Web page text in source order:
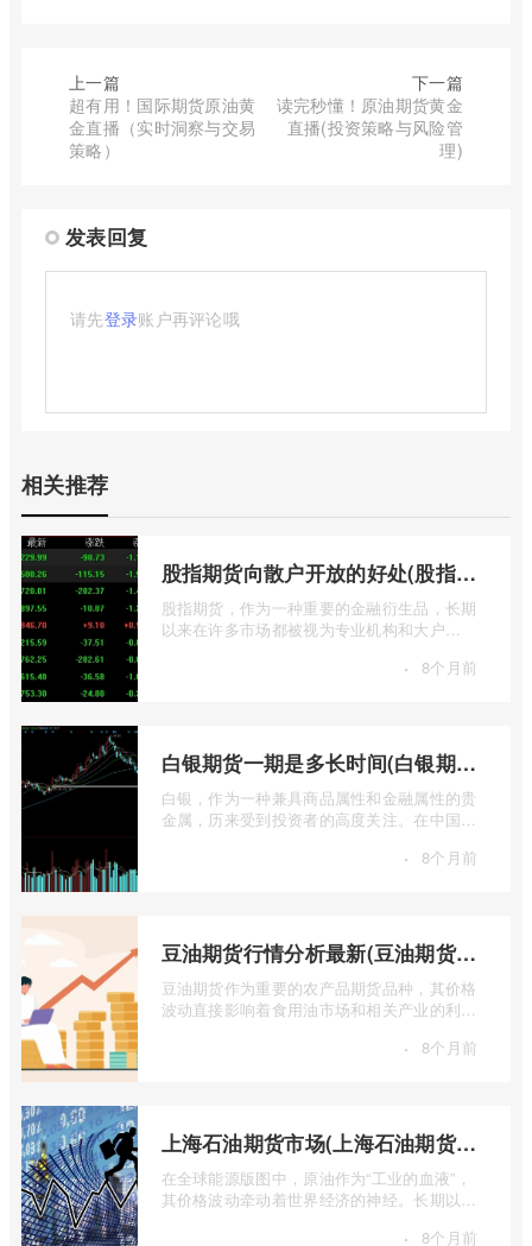
上一篇
超有用！国际期货原油黄
金直播（实时洞察与交易
策略）
下一篇
读完秒懂！原油期货黄金
直播(投资策略与风险管
理)
发表回复
请先登录账户再评论哦
相关推荐
股指期货向散户开放的好处(股指期货对利空信息更加敏感吗)
股指期货，作为一种重要的金融衍生品，长期
以来在许多市场都被视为专业机构和大户
· 8个月前
白银期货一期是多长时间(白银期货涨幅一天最高多少)
白银，作为一种兼具商品属性和金融属性的贵
金属，历来受到投资者的高度关注。在中国市
· 8个月前
豆油期货行情分析最新(豆油期货行情实时行情)
豆油期货作为重要的农产品期货品种，其价格
波动直接影响着食用油市场和相关产业的利
· 8个月前
上海石油期货市场(上海石油期货市场行情)
在全球能源版图中，原油作为“工业的血液”，
其价格波动牵动着世界经济的神经。长期以
· 8个月前